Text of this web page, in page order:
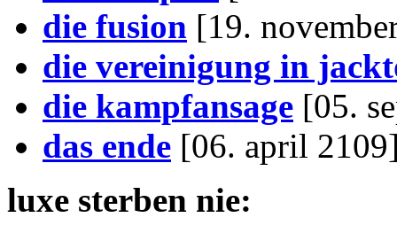
die fusion [19.
die vereinigung in
die kampfansage [05.
das ende [06. april
luxe sterben nie: